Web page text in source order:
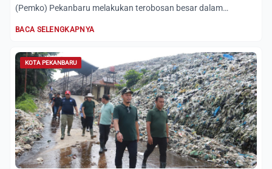
(Pemko) Pekanbaru melakukan terobosan besar dalam
BACA SELENGKAPNYA
KOTA PEKANBARU